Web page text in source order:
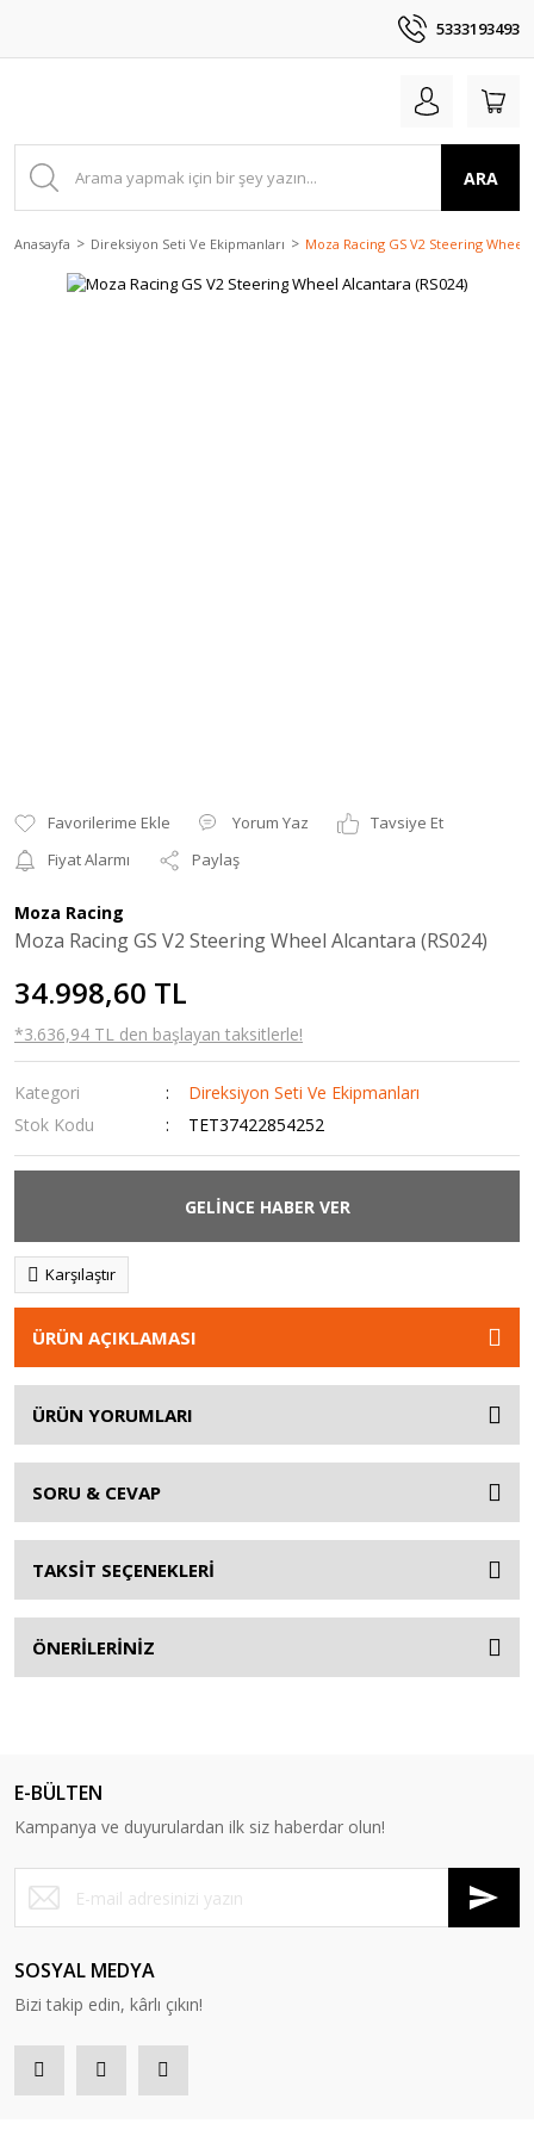
5333193493
ARA
Anasayfa Direksiyon Seti Ve Ekipmanları Moza Racing GS V2 Steering Wheel
Yorum Yaz
Tavsiye Et
Fiyat Alarmı
Paylaş
Moza Racing
Moza Racing GS V2 Steering Wheel Alcantara (RS024)
34.998,60 TL
*3.636,94 TL den başlayan taksitlerle!
Kategori
Direksiyon Seti Ve Ekipmanları
Stok Kodu
TET37422854252
GELİNCE HABER VER
Karşılaştır
ÜRÜN AÇIKLAMASI
ÜRÜN YORUMLARI
SORU & CEVAP
TAKSİT SEÇENEKLERİ
ÖNERİLERİNİZ
E-BÜLTEN
Kampanya ve duyurulardan ilk siz haberdar olun!
SOSYAL MEDYA
Bizi takip edin, kârlı çıkın!